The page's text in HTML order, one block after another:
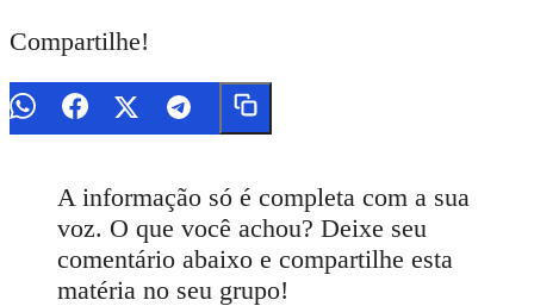
Compartilhe!
A informação só é completa com a sua
voz. O que você achou? Deixe seu
comentário abaixo e compartilhe esta
matéria no seu grupo!